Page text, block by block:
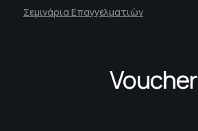
Σεμινάρια Επαγγελματιών
Voucher